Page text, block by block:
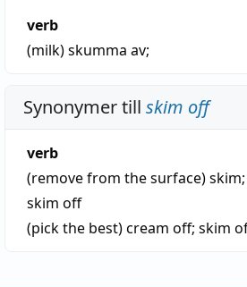
verb
(milk)skumma av;
Synonymer till skim off
verb
(remove from the surface)skim;
skim off
(pick the best)cream off; skim